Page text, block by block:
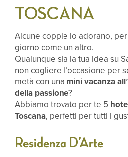
TOSCANA
Alcune coppie lo adorano,
giorno come un altro.
Qualunque sia la tua idea su
non cogliere l’occasione per
metà con una mini vacanza
della passione?
Abbiamo trovato per te 5
Toscana, perfetti per tutti i
Residenza D’Arte